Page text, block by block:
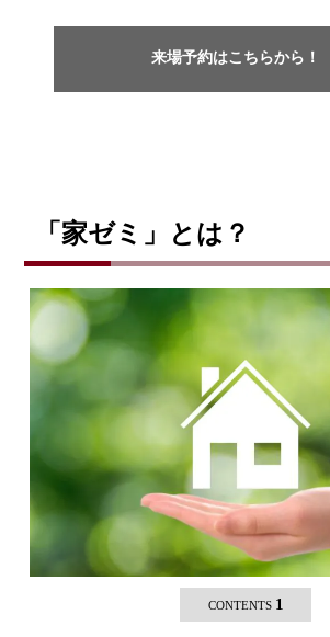
来場予約はこちらから！
「家ゼミ」とは？
CONTENTS 1